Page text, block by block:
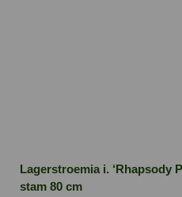
Lagerstroemia i. ‘Rhapsody
stam 80 cm